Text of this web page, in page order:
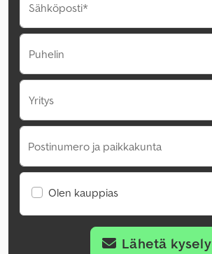
Sähköposti*
Puhelin
Yritys
Postinumero ja paikkakunta
Olen kauppias
Lähetä kysely